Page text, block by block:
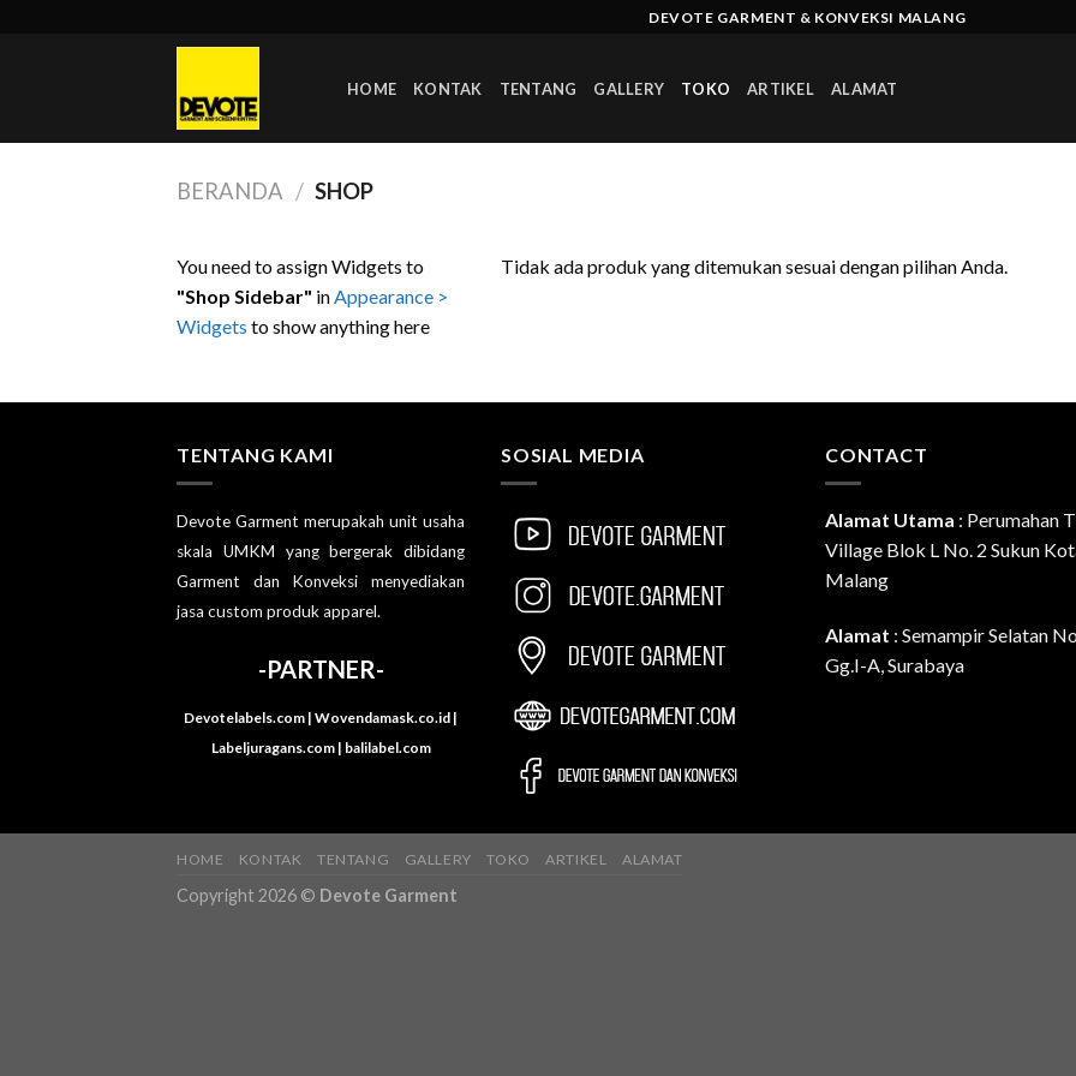
DEVOTE GARMENT & KONVEKSI MALANG
HOME KONTAK TENTANG GALLERY TOKO ARTIKEL ALAMAT
BERANDA / SHOP
You need to assign Widgets to
"Shop Sidebar" inAppearance >
Widgets to show anything here
Tidak ada produk yang ditemukan sesuai dengan pilihan Anda.
TENTANG KAMI
Devote Garment merupakah unit usaha
skala UMKM yang bergerak dibidang
Garment dan Konveksi menyediakan
jasa custom produk apparel.
-PARTNER-
Devotelabels.com | Wovendamask.co.id |
Labeljuragans.com | balilabel.com
SOSIAL MEDIA CONTACT
Alamat Utama : Perumahan
Village Blok L No. 2 Sukun
Malang
Alamat : Semampir Selatan
Gg.I-A, Surabaya
HOME KONTAK TENTANG GALLERY TOKO ARTIKEL ALAMAT
Copyright 2026 © Devote Garment